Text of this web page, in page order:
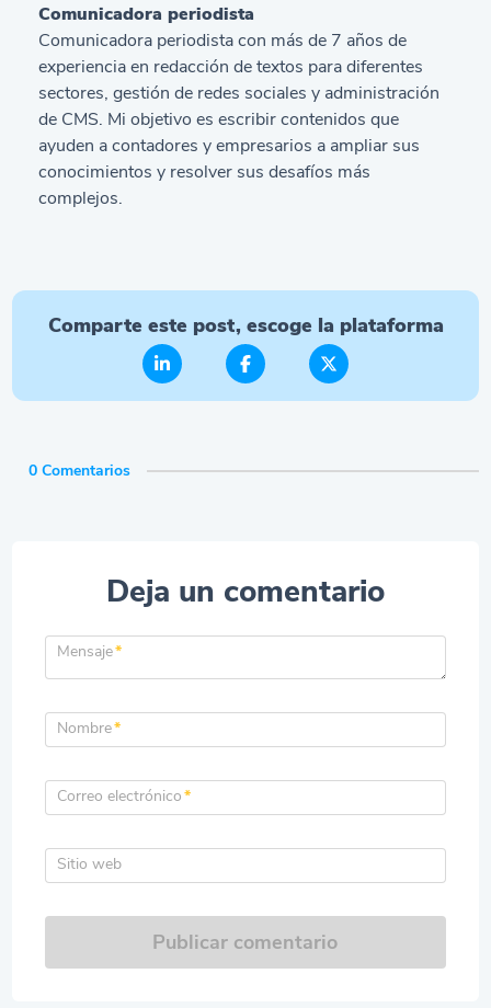
Comunicadora periodista
Comunicadora periodista con más de 7 años de
experiencia en redacción de textos para diferentes
sectores, gestión de redes sociales y administración
de CMS. Mi objetivo es escribir contenidos que
ayuden a contadores y empresarios a ampliar sus
conocimientos y resolver sus desafíos más
complejos.
Comparte este post, escoge la plataforma
0 Comentarios
Deja un comentario
Mensaje*
Nombre*
Correo electrónico*
Sitio web
Publicar comentario